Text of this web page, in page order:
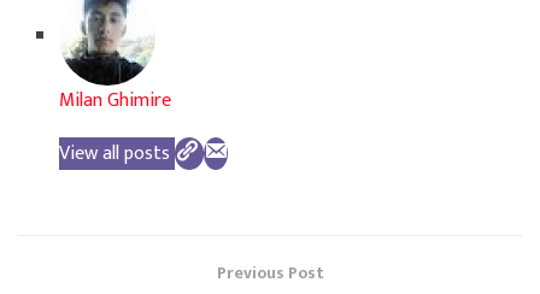
Milan Ghimire
View all posts
Previous Post